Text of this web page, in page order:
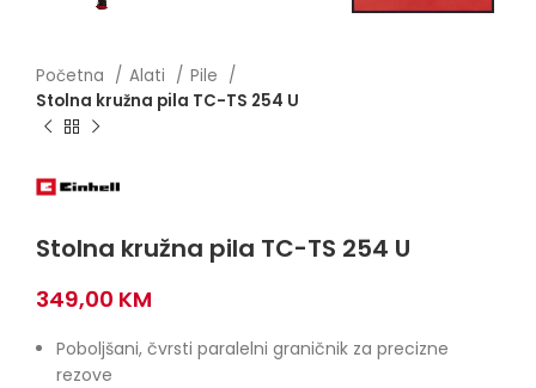
Početna Alati
Pile
Stolna kružna pila TC-TS 254 U
Stolna kružna pila TC-TS 254 U
349,00 KM
Poboljšani, čvrsti paralelni graničnik za precizne
rezove